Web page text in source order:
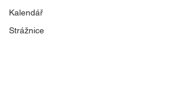
Kalendář
Strážnice